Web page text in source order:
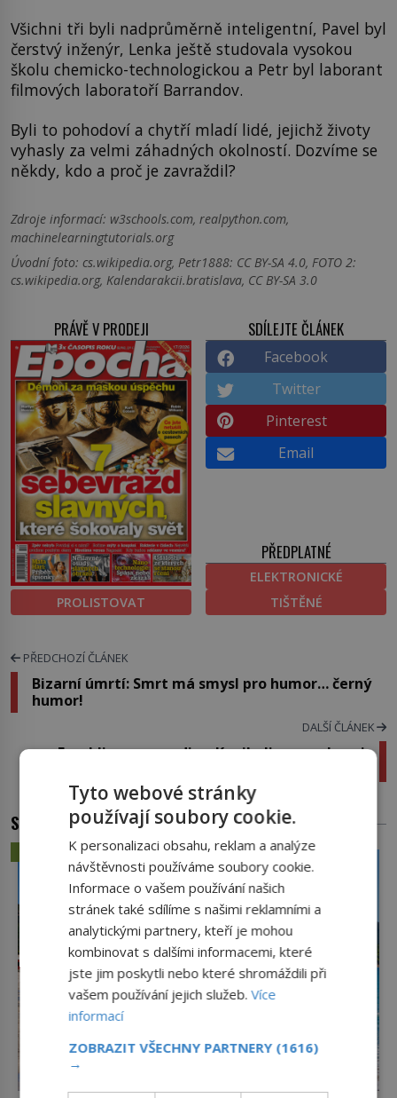
Všichni tři byli nadprůměrně inteligentní, Pavel byl
čerstvý inženýr, Lenka ještě studovala vysokou
školu chemicko-technologickou a Petr byl laborant
filmových laboratoří Barrandov.
Byli to pohodoví a chytří mladí lidé, jejichž životy
vyhasly za velmi záhadných okolností. Dozvíme se
někdy, kdo a proč je zavraždil?
Zdroje informací: w3schools.com, realpython.com,
machinelearningtutorials.org
Úvodní foto: cs.wikipedia.org, Petr1888: CC BY-SA 4.0, FOTO 2:
cs.wikipedia.org, Kalendarakcii.bratislava, CC BY-SA 3.0
PRÁVĚ V PRODEJI
PROLISTOVAT
SDÍLEJTE ČLÁNEK
Facebook
Twitter
Pinterest
Email
PŘEDPLATNÉ
ELEKTRONICKÉ
TIŠTĚNÉ
PŘEDCHOZÍ ČLÁNEK
Bizarní úmrtí: Smrt má smysl pro humor… černý
humor!
DALŠÍ ČLÁNEK
Franklinova expedice: Kanibalismus, olovo i
SOUVISEJÍCÍ ČLÁNKY
ZÁHADY A TAJEMSTVÍ
Tyto webové stránky
používají soubory cookie.
K personalizaci obsahu, reklam a analýze
návštěvnosti používáme soubory cookie.
Informace o vašem používání našich
stránek také sdílíme s našimi reklamními a
analytickými partnery, kteří je mohou
kombinovat s dalšími informacemi, které
jste jim poskytli nebo které shromáždili při
vašem používání jejich služeb.Více
informací
ZOBRAZIT VŠECHNY PARTNERY (1616)
→